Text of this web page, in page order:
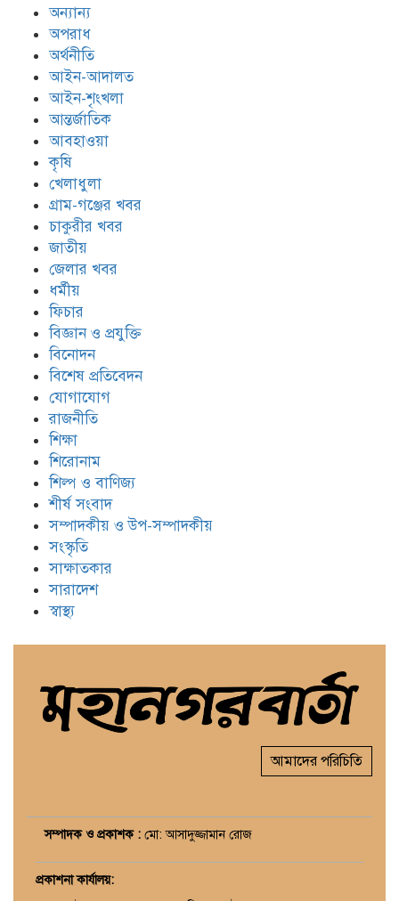
অন্যান্য
অপরাধ
অর্থনীতি
আইন-আদালত
আইন-শৃংখলা
আন্তর্জাতিক
আবহাওয়া
কৃষি
খেলাধুলা
গ্রাম-গঞ্জের খবর
চাকুরীর খবর
জাতীয়
জেলার খবর
ধর্মীয়
ফিচার
বিজ্ঞান ও প্রযুক্তি
বিনোদন
বিশেষ প্রতিবেদন
যোগাযোগ
রাজনীতি
শিক্ষা
শিরোনাম
শিল্প ও বাণিজ্য
শীর্ষ সংবাদ
সম্পাদকীয় ও উপ-সম্পাদকীয়
সংস্কৃতি
সাক্ষাতকার
সারাদেশ
স্বাস্থ্য
আমাদের পরিচিতি
সম্পাদক ও প্রকাশক : মো: আসাদুজ্জামান রোজ
প্রকাশনা কার্যালয়: